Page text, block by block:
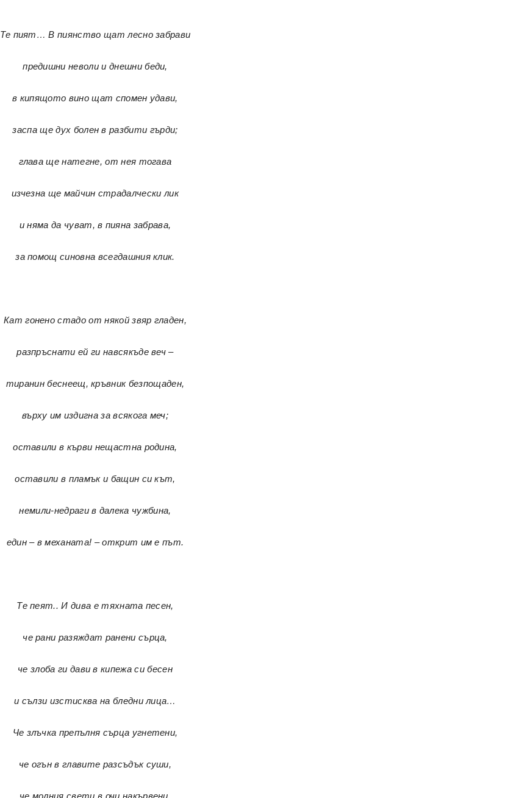
Те пият… В пиянство щат лесно забрави
предишни неволи и днешни беди,
в кипящото вино щат спомен удави,
заспа ще дух болен в разбити гърди;
глава ще натегне, от нея тогава
изчезна ще майчин страдалчески лик
и няма да чуват, в пияна забрава,
за помощ синовна всегдашния клик.
Кат гонено стадо от някой звяр гладен,
разпръснати ей ги навсякъде веч –
тиранин беснеещ, кръвник безпощаден,
върху им издигна за всякога меч;
оставили в кърви нещастна родина,
оставили в пламък и бащин си кът,
немили-недраги в далека чужбина,
един – в механата! – открит им е път.
Те пеят.. И дива е тяхната песен,
че рани разяждат ранени сърца,
че злоба ги дави в кипежа си бесен
и сълзи изстисква на бледни лица…
Че злъчка препълня сърца угнетени,
че огън в главите разсъдък суши,
че молния свети в очи накървени,